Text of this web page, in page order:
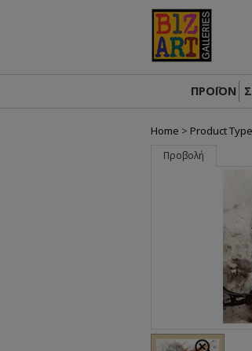
ΠΡΟΪΟΝ
Home > Product
Προβολή